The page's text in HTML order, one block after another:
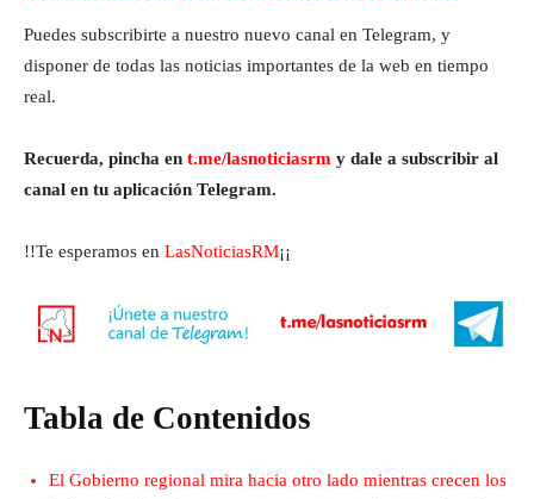
Puedes subscribirte a nuestro nuevo canal en Telegram, y
disponer de todas las noticias importantes de la web en tiempo
real.
Recuerda, pincha en t.me/lasnoticiasrm y dale a subscribir al
canal en tu aplicación Telegram.
!!Te esperamos en LasNoticiasRM¡¡
Tabla de Contenidos
El Gobierno regional mira hacia otro lado mientras crecen los